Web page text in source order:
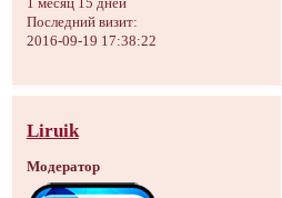
1 месяц 15 дней
Последний визит:
2016-09-19 17:38:22
Liruik
Модератор